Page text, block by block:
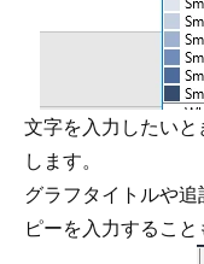
文字を入力したい
します。
グラフタイトルや
ピーを入力すること